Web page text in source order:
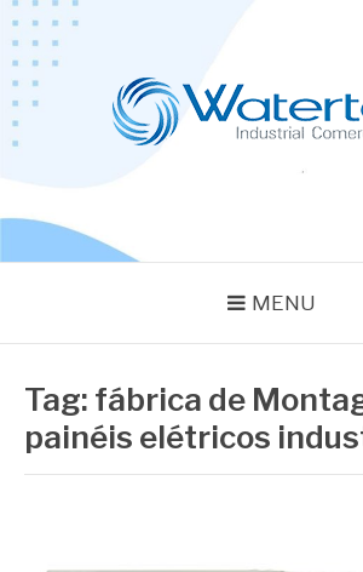
Pular
para
conteúdo
MENU
Tag: fábrica de
painéis elétricos